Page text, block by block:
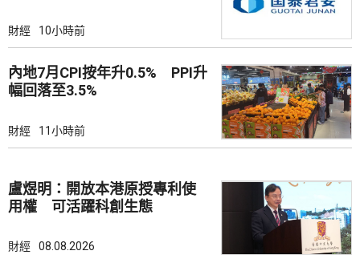
財經 10小時前
內地7月CPI按年升0.5% PPI升
幅回落至3.5%
財經 11小時前
盧煜明：開放本港原授專利使
用權 可活躍科創生態
財經 08.08.2026